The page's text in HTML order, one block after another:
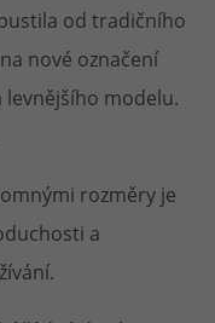
od tradičního
nové označení
modelu.
rozměry je
a